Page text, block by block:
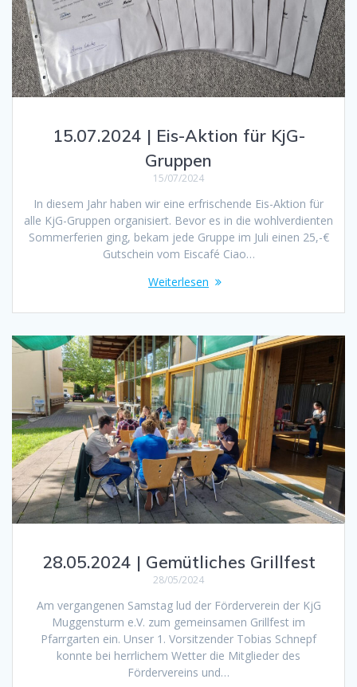
15.07.2024 | Eis-Aktion für KjG-
Gruppen
15/07/2024
In diesem Jahr haben wir eine erfrischende Eis-Aktion für
alle KjG-Gruppen organisiert. Bevor es in die wohlverdienten
Sommerferien ging, bekam jede Gruppe im Juli einen 25,-€
Gutschein vom Eiscafé Ciao…
Weiterlesen
28.05.2024 | Gemütliches Grillfest
28/05/2024
Am vergangenen Samstag lud der Förderverein der KjG
Muggensturm e.V. zum gemeinsamen Grillfest im
Pfarrgarten ein. Unser 1. Vorsitzender Tobias Schnepf
konnte bei herrlichem Wetter die Mitglieder des
Fördervereins und…